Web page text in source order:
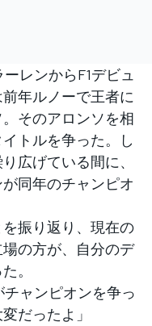
レンからF1デビュ
年ルノーで王者に
そのアロンソを相
トルを争った。し
広げている間に、
同年のチャンピオ
振り返り、現在の
の方が、自分のデ
。
チャンピオンを争っ
だったよ」